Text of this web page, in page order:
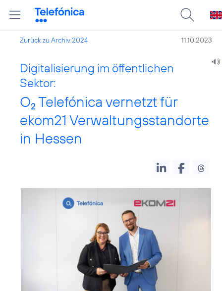
Zurück zu Archiv 2024 11.10.2023
Digitalisierung im öffentlichen
Sektor:
O2 Telefónica vernetzt für
ekom21 Verwaltungsstandorte
in Hessen